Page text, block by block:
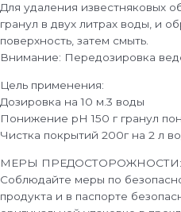
Для удаления известняковых
гранул в двух литрах воды, и
поверхность, затем смыть.
Внимание: Передозировка
Цель применения:
Дозировка на 10 м.3 воды
Понижение рН 150 г гранул
Чистка покрытий 200г на 2 л
МЕРЫ ПРЕДОСТОРОЖНОСТИ:
Соблюдайте меры по
продукта и в паспорте